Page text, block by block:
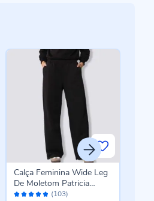
Avaliação: (103)
Calça Feminina Wide Leg
De Moletom Patricia
Foster Preto